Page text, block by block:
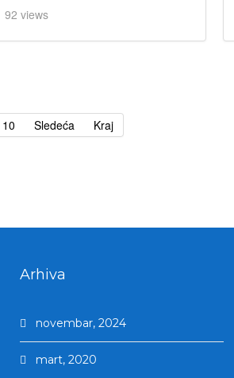
92 views
10 Sledeća Kraj
Arhiva
novembar, 2024
mart, 2020